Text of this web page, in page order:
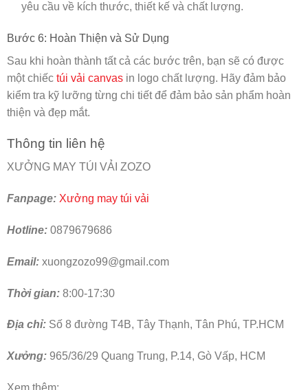
yêu cầu về kích thước, thiết kế và chất lượng.
Bước 6: Hoàn Thiện và Sử Dụng
Sau khi hoàn thành tất cả các bước trên, bạn sẽ có được
một chiếc túi vải canvas in logo chất lượng. Hãy đảm bảo
kiểm tra kỹ lưỡng từng chi tiết để đảm bảo sản phẩm hoàn
thiện và đẹp mắt.
Thông tin liên hệ
XƯỞNG MAY TÚI VẢI ZOZO
Fanpage: Xưởng may túi vải
Hotline: 0879679686
Email: xuongzozo99@gmail.com
Thời gian: 8:00-17:30
Địa chỉ: Số 8 đường T4B, Tây Thạnh, Tân Phú, TP.HCM
Xưởng: 965/36/29 Quang Trung, P.14, Gò Vấp, HCM
Xem thêm: